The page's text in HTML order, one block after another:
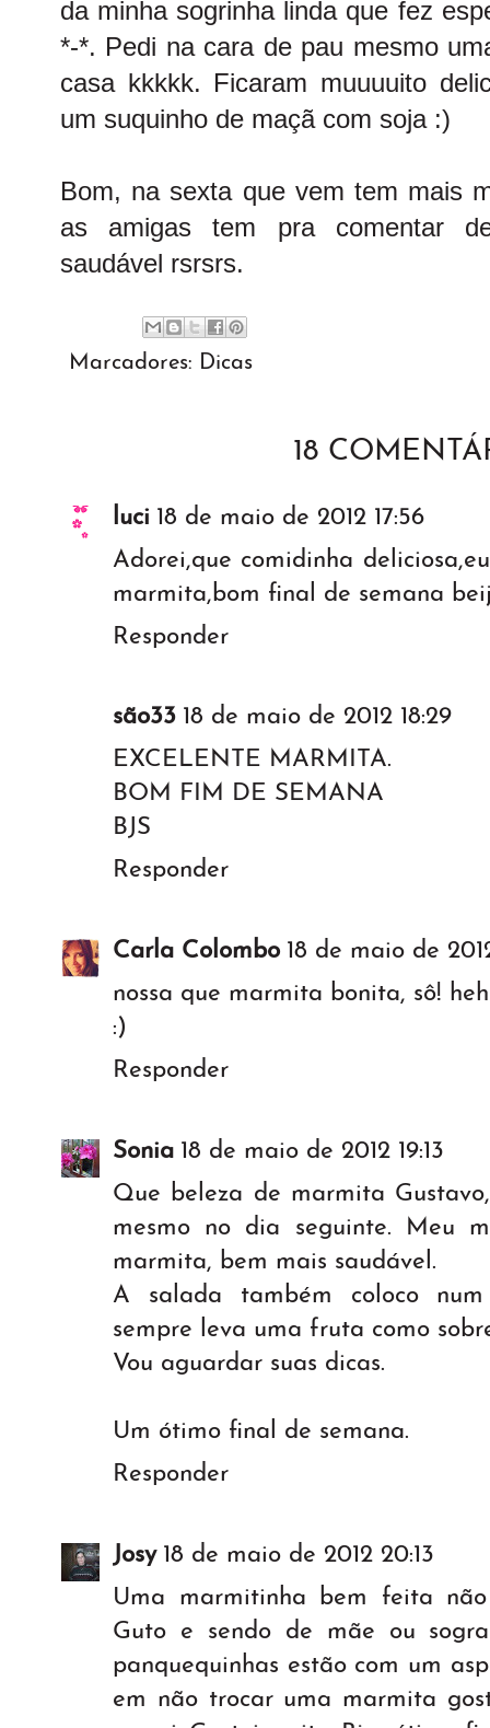
da minha sogrinha linda que fez
*-*. Pedi na cara de pau mesmo
casa kkkkk. Ficaram muuuuito
um suquinho de maçã com soja :)
Bom, na sexta que vem tem mais
as amigas tem pra comentar
saudável rsrsrs.
Marcadores: Dicas
18
luci 18 de maio de 2012 17:56
Adorei,que comidinha
marmita,bom final de semana
Responder
são33 18 de maio de 2012 18:29
EXCELENTE MARMITA.
BOM FIM DE SEMANA
BJS
Responder
Carla Colombo 18 de maio de
nossa que marmita bonita, sô!
:)
Responder
Sonia 18 de maio de 2012 19:13
Que beleza de marmita
mesmo no dia seguinte. Meu
marmita, bem mais saudável.
A salada também coloco
sempre leva uma fruta como
Vou aguardar suas dicas.
Um ótimo final de semana.
Responder
Josy 18 de maio de 2012 20:13
Uma marmitinha bem feita
Guto e sendo de mãe ou
panquequinhas estão com um
em não trocar uma marmita